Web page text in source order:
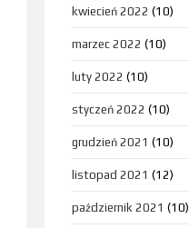
kwiecień 2022 (10)
marzec 2022 (10)
luty 2022 (10)
styczeń 2022 (10)
grudzień 2021 (10)
listopad 2021 (12)
październik 2021 (10)